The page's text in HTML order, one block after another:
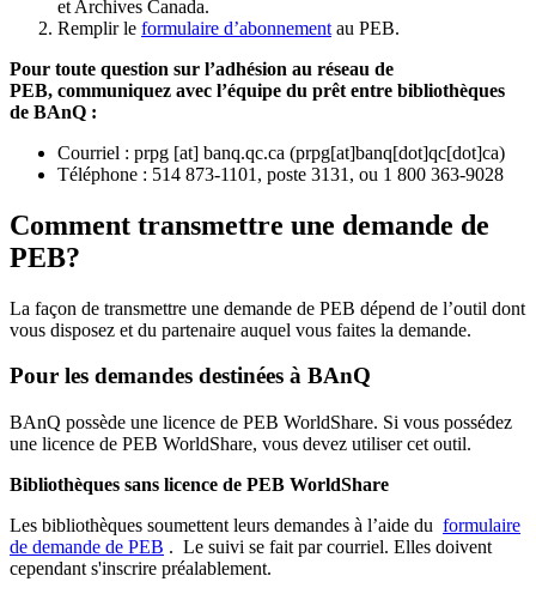
et Archives Canada.
Remplir le formulaire d’abonnement au PEB.
Pour toute question sur l’adhésion au réseau de
PEB, communiquez avec l’équipe du prêt entre bibliothèques
de BAnQ :
Courriel : prpg [at] banq.qc.ca (prpg[at]banq[dot]qc[dot]ca)
Téléphone : 514 873-1101, poste 3131, ou 1 800 363-9028
Comment transmettre une demande de
PEB?
La façon de transmettre une demande de PEB dépend de l’outil dont
vous disposez et du partenaire auquel vous faites la demande.
Pour les demandes destinées à BAnQ
BAnQ possède une licence de PEB WorldShare. Si vous possédez
une licence de PEB WorldShare, vous devez utiliser cet outil.
Bibliothèques sans licence de PEB WorldShare
Les bibliothèques soumettent leurs demandes à l’aide du formulaire
de demande de PEB . Le suivi se fait par courriel. Elles doivent
cependant s'inscrire préalablement.